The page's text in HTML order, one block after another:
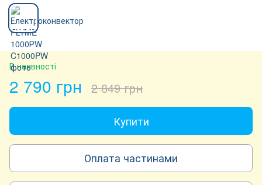
В наявності
2 790 грн 2 849 грн
Купити
Оплата частинами